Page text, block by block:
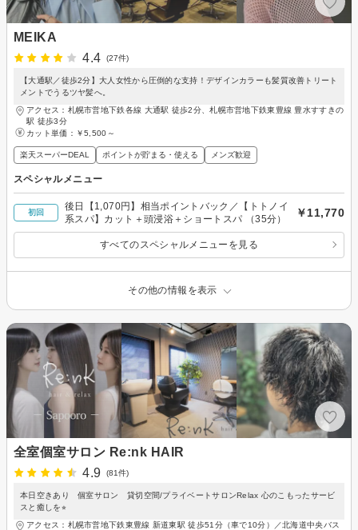
MEIKA
4.4
(27件)
【大通駅／徒歩2分】大人女性から圧倒的な支持！デザインカラーも髪質改善トリート
メントでうるツヤ髪へ。
アクセス：札幌市営地下鉄各線 大通駅 徒歩2分、札幌市営地下鉄東豊線 豊水すすきの
駅 徒歩3分
カット単価： ￥5,500～
楽天スーパーDEAL ポイントが貯まる・使える メンズ歓迎
スペシャルメニュー
初回
後日【1,070円】相当ポイントバック／【トトノイ
系スパ】カット＋頭浸浴＋ショートスパ （35分）
￥11,770
すべてのスペシャルメニューを見る
その他の情報を表示
全室個室サロン Re:nk HAIR
4.9
(81件)
本日空きあり 個室サロン 貸切空間/プライベートサロンRelax 心のこもったサービ
スと癒しを⭐︎
アクセス：札幌市営地下鉄東豊線 新道東駅 徒歩51分（車で10分）／北海道中央バス